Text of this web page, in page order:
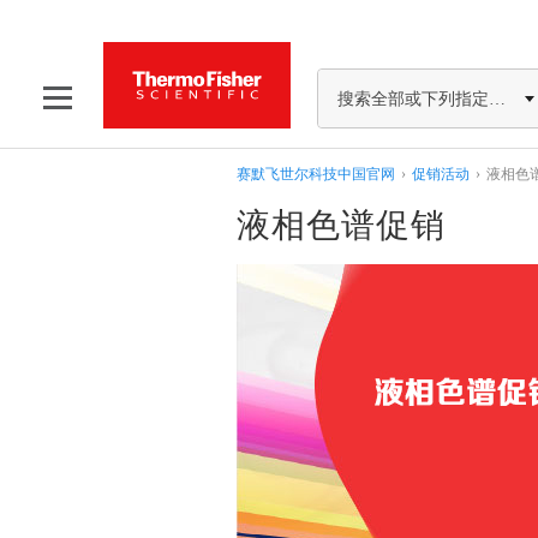
搜索全部或下列指定分类
赛默飞世尔科技中国官网 › 促销活动 › 液相色
液相色谱促销